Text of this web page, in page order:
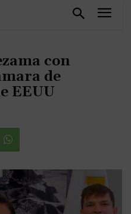
con
de
EEUU